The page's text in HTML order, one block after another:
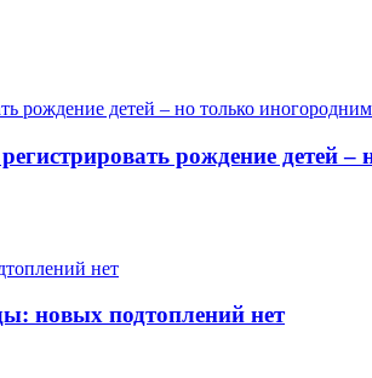
рождение детей
новых подтоплений нет